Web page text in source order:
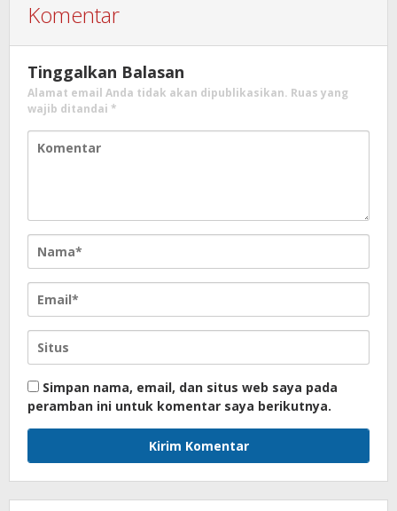
Komentar
Tinggalkan Balasan
Alamat email Anda tidak akan dipublikasikan. Ruas yang
wajib ditandai *
Simpan nama, email, dan situs web saya pada
peramban ini untuk komentar saya berikutnya.